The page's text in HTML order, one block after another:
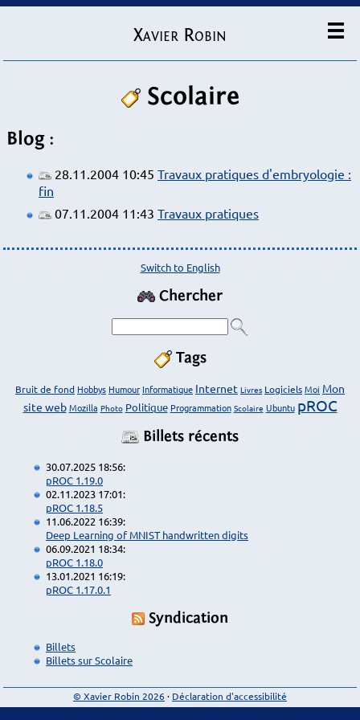
Xavier Robin
Scolaire
Blog :
28.11.2004 10:45 Travaux pratiques d'embryologie :
fin
07.11.2004 11:43 Travaux pratiques
Switch to English
Chercher
Tags
Bruit de fond Hobbys Humour Informatique Internet Livres LogicielsMoi Mon
site web Mozilla Photo Politique Programmation Scolaire Ubuntu pROC
Billets récents
30.07.2025 18:56:
pROC 1.19.0
02.11.2023 17:01:
pROC 1.18.5
11.06.2022 16:39:
Deep Learning of MNIST handwritten digits
06.09.2021 18:34:
pROC 1.18.0
13.01.2021 16:19:
pROC 1.17.0.1
Syndication
Billets
Billets sur Scolaire
© Xavier Robin 2026· Déclaration d'accessibilité